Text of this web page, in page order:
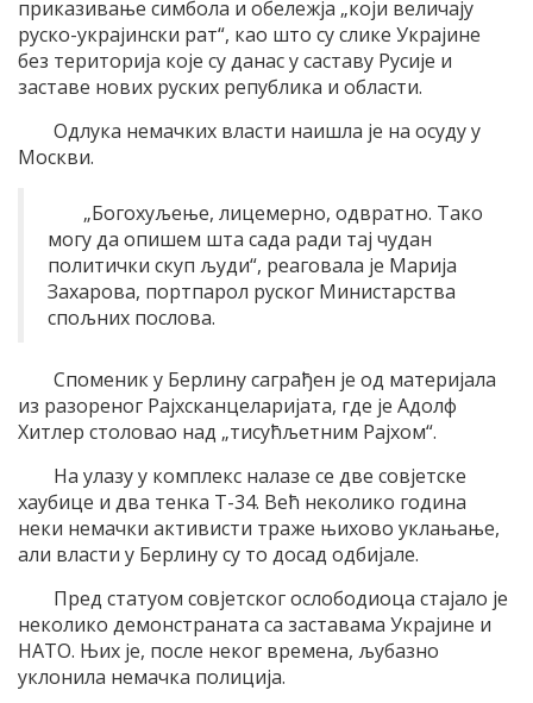
приказивање симбола и обележја „који величају
руско-украјински рат“, као што су слике Украјине
без територија које су данас у саставу Русије и
заставе нових руских република и области.
Одлука немачких власти наишла је на осуду у
Москви.
„Богохуљење, лицемерно, одвратно. Тако
могу да опишем шта сада ради тај чудан
политички скуп људи“, реаговала је Марија
Захарова, портпарол руског Министарства
спољних послова.
Споменик у Берлину саграђен је од материјала
из разореног Рајхсканцеларијата, где је Адолф
Хитлер столовао над „тисућљетним Рајхом“.
На улазу у комплекс налазе се две совјетске
хаубице и два тенка Т-34. Већ неколико година
неки немачки активисти траже њихово уклањање,
али власти у Берлину су то досад одбијале.
Пред статуом совјетског ослободиоца стајало је
неколико демонстраната са заставама Украјине и
НАТО. Њих је, после неког времена, љубазно
уклонила немачка полиција.